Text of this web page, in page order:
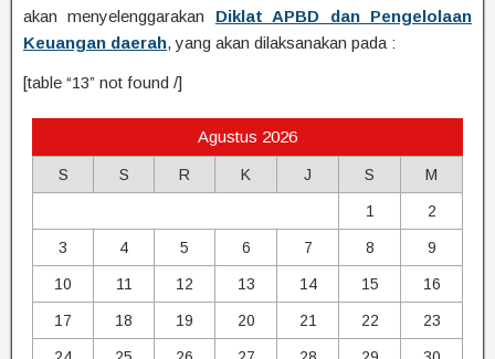
akan menyelenggarakan Diklat APBD dan Pengelolaan
Keuangan daerah, yang akan dilaksanakan pada :
[table “13” not found /]
Agustus 2026
S S R K J S M
1 2
3 4 5 6 7 8 9
10 11 12 13 14 15 16
17 18 19 20 21 22 23